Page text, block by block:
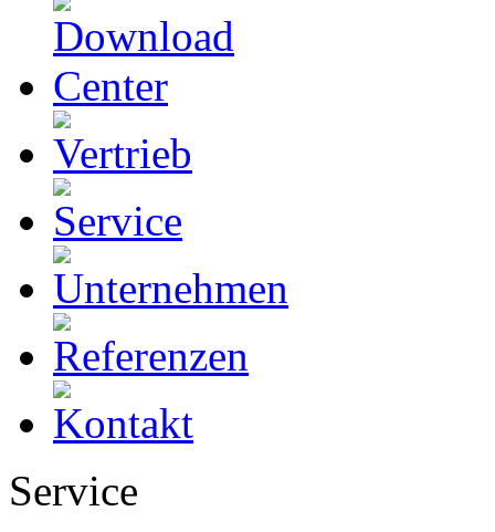
Service